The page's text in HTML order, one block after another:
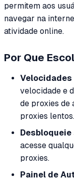
permitem aos
navegar na
atividade online.
Por Que
Velocidades
velocidade e
de proxies de
proxies lentos.
acesse
proxies.
Painel de